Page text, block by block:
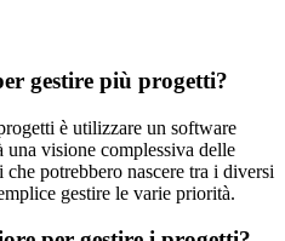
gestire più progetti?
è utilizzare un software
una visione complessiva delle
potrebbero nascere tra i diversi
gestire le varie priorità.